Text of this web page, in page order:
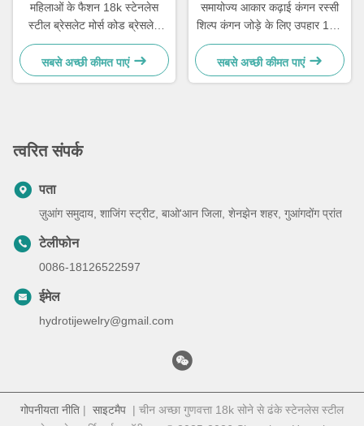
महिलाओं के फैशन 18k स्टेनलेस
स्टील ब्रेसलेट मोर्स कोड ब्रेसलेट
21.5 सेमी
सबसे अच्छी कीमत पाएं
समायोज्य आकार कढ़ाई कंगन रस्सी
शिल्प कंगन जोड़े के लिए उपहार 15 -
30 सेमी
सबसे अच्छी कीमत पाएं
त्वरित संपर्क
पता
ज़ुआंग समुदाय, शाजिंग स्ट्रीट, बाओ'आन जिला, शेनझेन शहर, गुआंगदोंग प्रांत
टेलीफोन
0086-18126522597
ईमेल
hydrotijewelry@gmail.com
गोपनीयता नीति | साइटमैप | चीन अच्छा गुणवत्ता 18k सोने से ढंके स्टेनलेस स्टील